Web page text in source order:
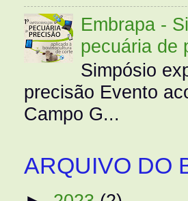
Embrapa -
pecuária de
Simpósio
precisão Evento
Campo G...
ARQUIVO DO